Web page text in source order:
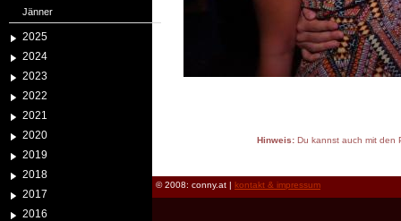
Jänner
2025
2024
2023
2022
2021
2020
2019
2018
2017
2016
Hinweis:Du kannst auch mit den
© 2008: conny.at | kontakt & impressum